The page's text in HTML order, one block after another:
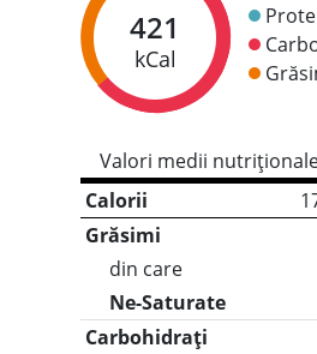
421
kCal
Valori medii
Calorii
Grăsimi
din care
Ne-Saturate
Carbohidrați